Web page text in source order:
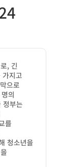
, 긴
지고
으로
의
정부는
를
청소년을